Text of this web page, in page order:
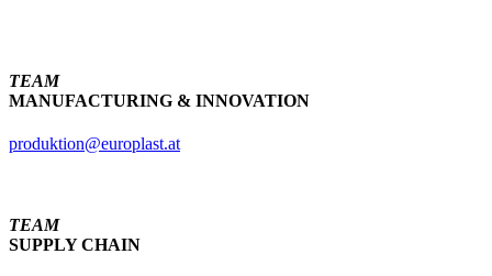
TEAM
MANUFACTURING & INNOVATION
produktion@europlast.at
TEAM
SUPPLY CHAIN